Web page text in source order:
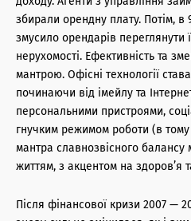
збирали орендну плату. Потім,
змусило орендарів переглянути
нерухомості. Ефективність та
мантрою. Офісні технології
починаючи від імейлу та
персональними пристроями,
гнучким режимом роботи (в тому
мантра славнозвісного
життям, з акцентом на здоров’я
Після фінансової кризи 2007 —